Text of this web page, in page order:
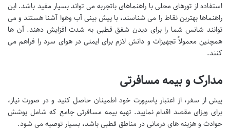
استفاده از تورهای محلی با راهنماهای باتجربه می تواند بسیار مفید باشد. این
راهنماها بهترین نقاط را می شناسند، با پیش بینی آب وهوا آشنا هستند و می
توانند شانس شما را برای دیدن شفق قطبی به شدت افزایش دهند. آن ها
همچنین معمولاً تجهیزات و دانش لازم برای ایمنی در هوای سرد را فراهم می
کنند.
مدارک و بیمه مسافرتی
پیش از سفر، از اعتبار پاسپورت خود اطمینان حاصل کنید و در صورت نیاز،
برای ویزای مقصد اقدام نمایید. تهیه بیمه مسافرتی جامع که شامل پوشش
حوادث و هزینه های درمانی در مناطق قطبی باشد، بسیار توصیه می شود.